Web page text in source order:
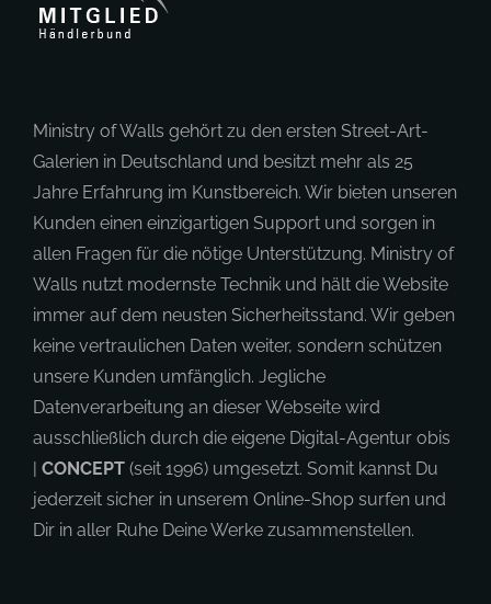
Ministry of Walls gehört zu den ersten Street-Art-
Galerien in Deutschland und besitzt mehr als 25
Jahre Erfahrung im Kunstbereich. Wir bieten unseren
Kunden einen einzigartigen Support und sorgen in
allen Fragen für die nötige Unterstützung. Ministry of
Walls nutzt modernste Technik und hält die Website
immer auf dem neusten Sicherheitsstand. Wir geben
keine vertraulichen Daten weiter, sondern schützen
unsere Kunden umfänglich. Jegliche
Datenverarbeitung an dieser Webseite wird
ausschließlich durch die eigene Digital-Agentur obis
| CONCEPT(seit 1996) umgesetzt. Somit kannst Du
jederzeit sicher in unserem Online-Shop surfen und
Dir in aller Ruhe Deine Werke zusammenstellen.